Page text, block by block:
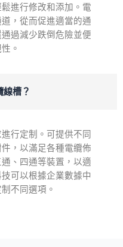
進行修改和添加。電
，從而促進適當的通
過減少跌倒危險並便
。
槽？
行定制。可提供不同
，以滿足各種電纜佈
、四通等裝置，以適
可以根據企業數據中
不同選項。